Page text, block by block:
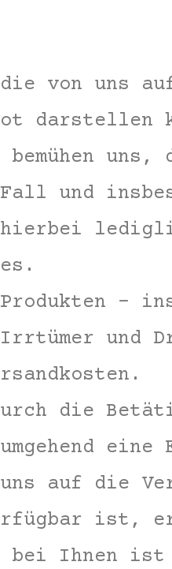
von uns
darstellen
bemühen
und
–
und
die
auf die
ist,
bei Ihnen ist